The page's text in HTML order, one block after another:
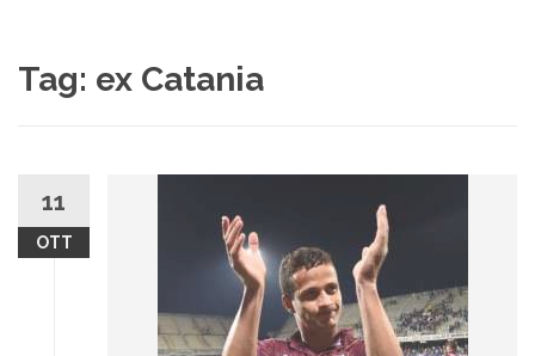
Tag: ex Catania
11
OTT